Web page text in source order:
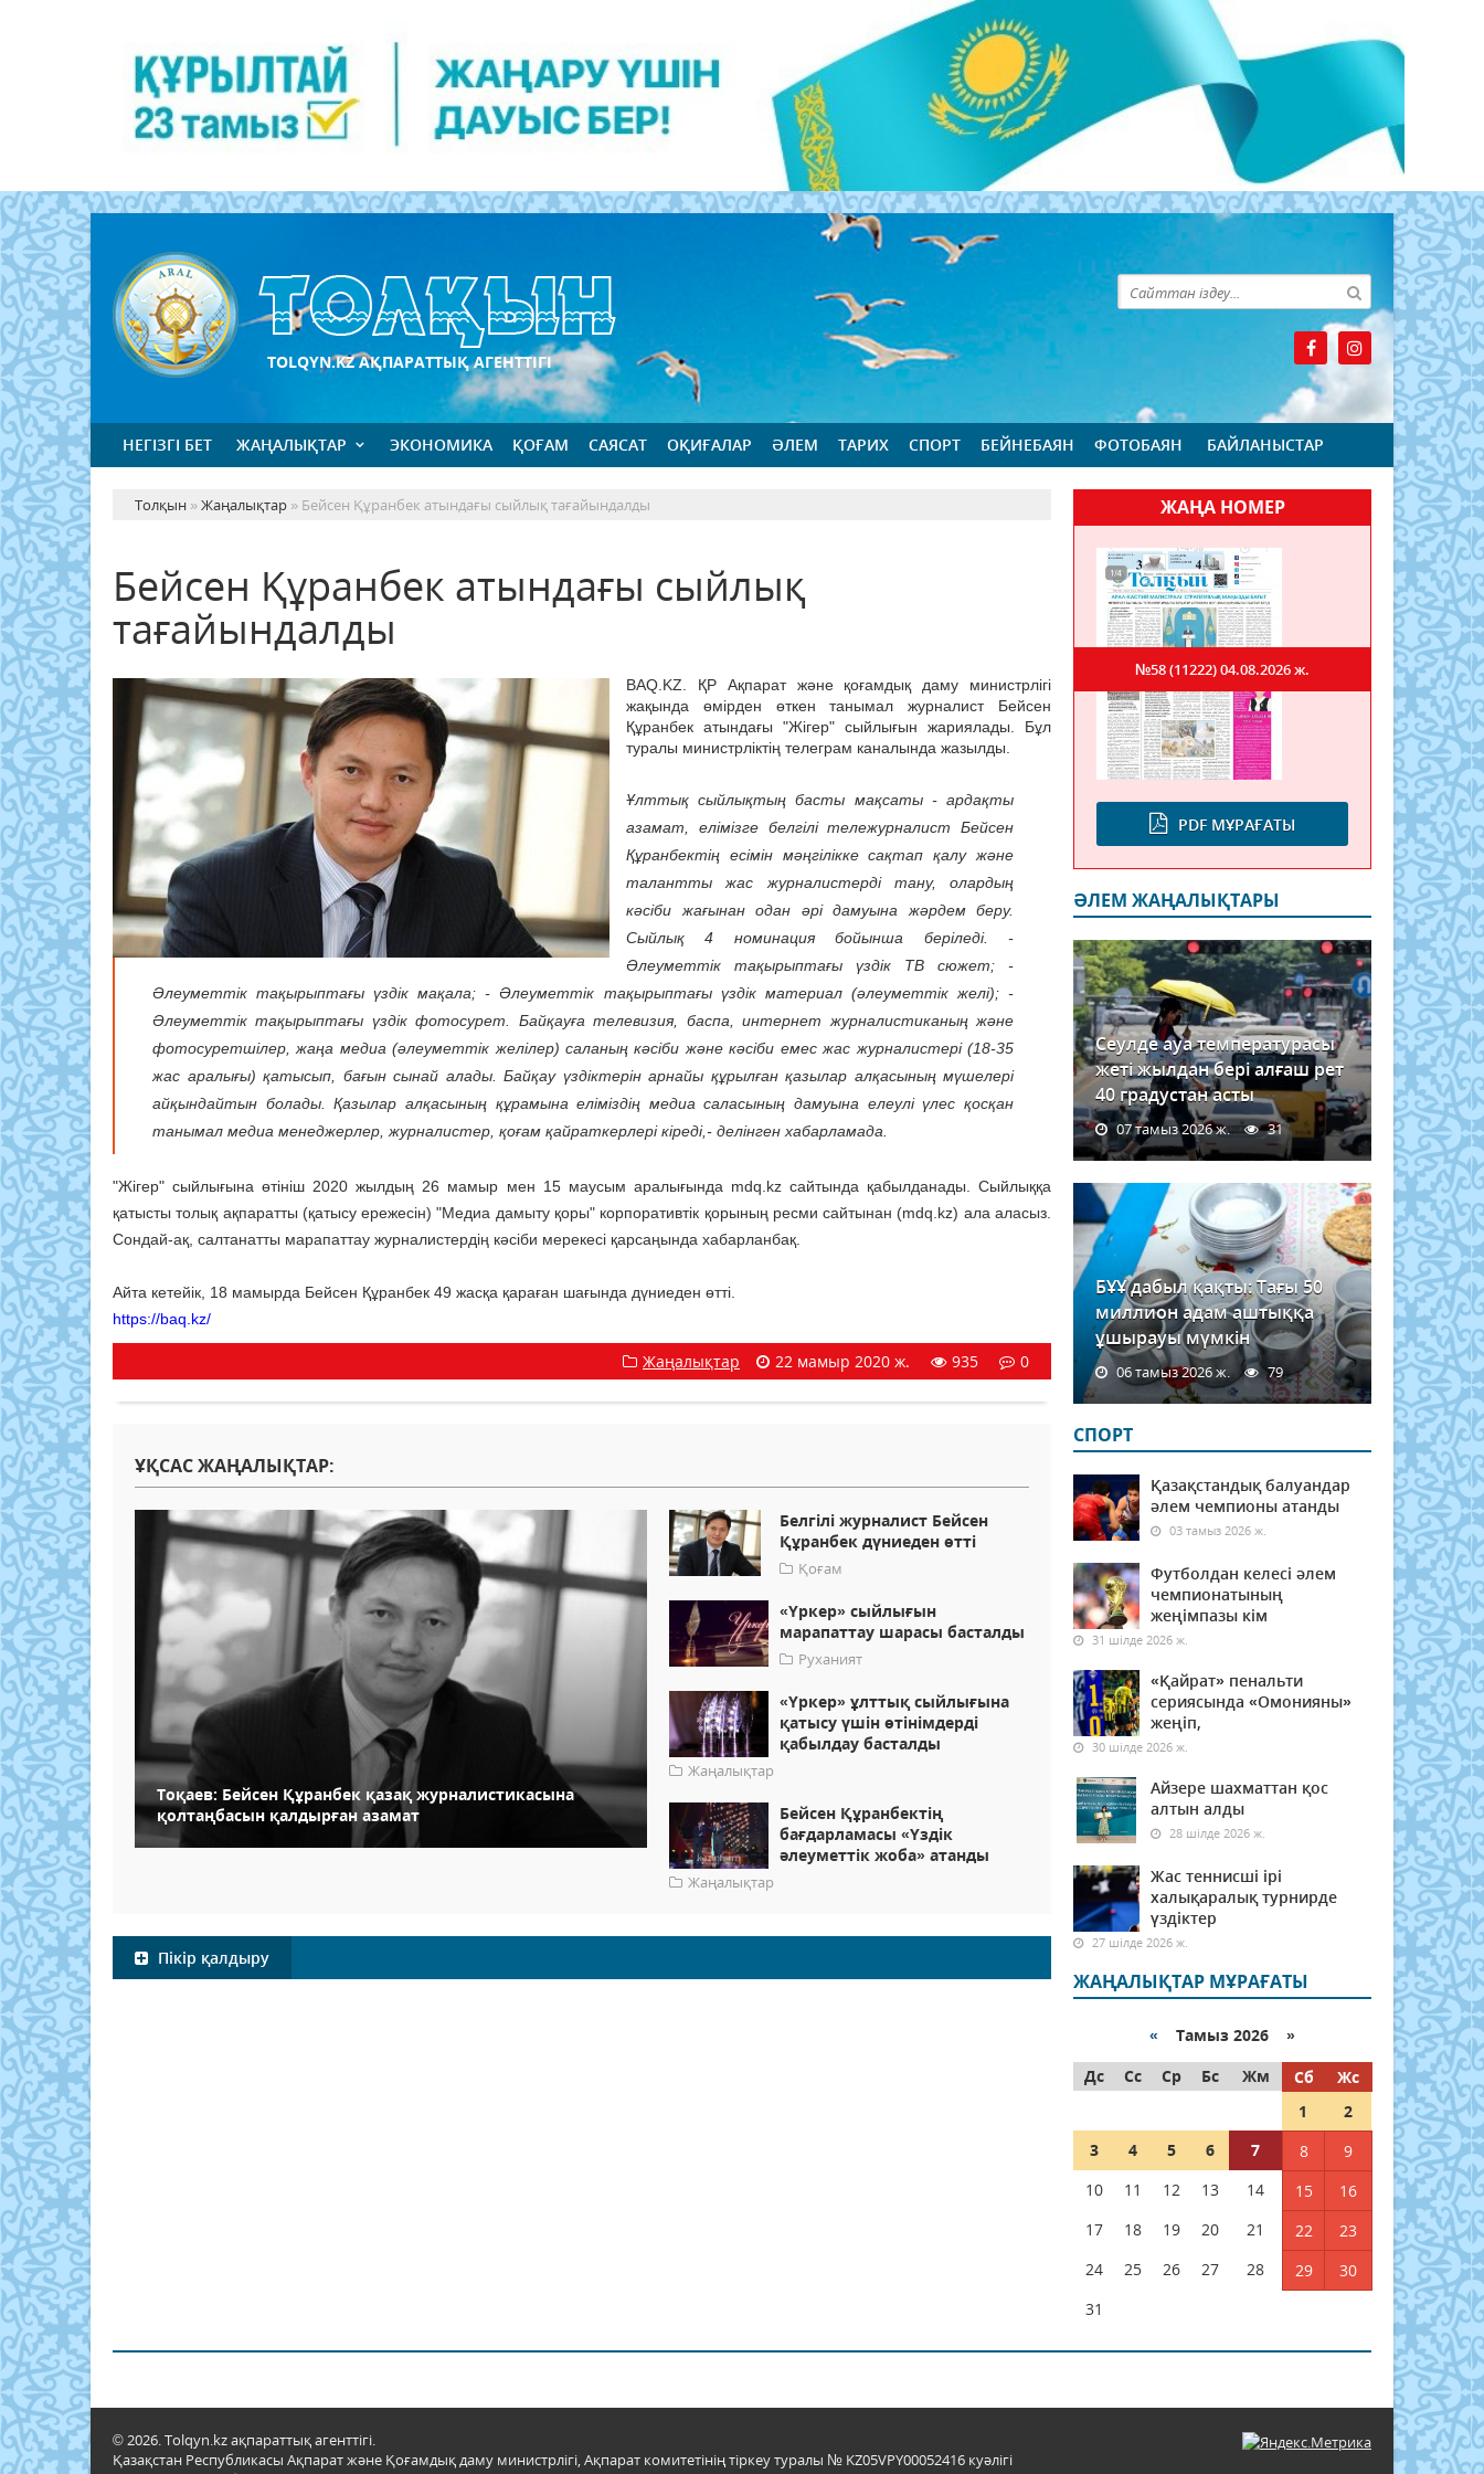
TOLQYN.KZ АҚПАРАТТЫҚ АГЕНТТІГІ
НЕГІЗГІ БЕТ ЖАҢАЛЫҚТАР ЭКОНОМИКА ҚОҒАМ САЯСАТ ОҚИҒАЛАР ӘЛЕМ ТАРИХ СПОРТ БЕЙНЕБАЯН ФОТОБАЯН БАЙЛАНЫСТАР
Толқын »Жаңалықтар » Бейсен Құранбек атындағы сыйлық тағайындалды
Бейсен Құранбек атындағы сыйлық
тағайындалды
BAQ.KZ. ҚР Ақпарат және қоғамдық даму министрлігі
жақында өмірден өткен танымал журналист Бейсен
Құранбек атындағы "Жігер" сыйлығын жариялады. Бұл
туралы министрліктің телеграм каналында жазылды.
Ұлттық сыйлықтың басты мақсаты - ардақты
азамат, елімізге белгілі тележурналист Бейсен
Құранбектің есімін мәңгілікке сақтап қалу және
талантты жас журналистерді тану, олардың
кәсіби жағынан одан әрі дамуына жәрдем беру.
Сыйлық 4 номинация бойынша беріледі. -
Әлеуметтік тақырыптағы үздік ТВ сюжет; -
Әлеуметтік тақырыптағы үздік мақала; - Әлеуметтік тақырыптағы үздік материал (әлеуметтік желі); -
Әлеуметтік тақырыптағы үздік фотосурет. Байқауға телевизия, баспа, интернет журналистиканың және
фотосуретшілер, жаңа медиа (әлеуметтік желілер) саланың кәсіби және кәсіби емес жас журналистері (18-35
жас аралығы) қатысып, бағын сынай алады. Байқау үздіктерін арнайы құрылған қазылар алқасының мүшелері
айқындайтын болады. Қазылар алқасының құрамына еліміздің медиа саласының дамуына елеулі үлес қосқан
танымал медиа менеджерлер, журналистер, қоғам қайраткерлері кіреді,- делінген хабарламада.
"Жігер" сыйлығына өтініш 2020 жылдың 26 мамыр мен 15 маусым аралығында mdq.kz сайтында қабылданады. Сыйлыққа
қатысты толық ақпаратты (қатысу ережесін) "Медиа дамыту қоры" корпоративтік қорының ресми сайтынан (mdq.kz) ала аласыз.
Сондай-ақ, салтанатты марапаттау журналистердің кәсіби мерекесі қарсаңында хабарланбақ.
Айта кетейік, 18 мамырда Бейсен Құранбек 49 жасқа қараған шағында дүниеден өтті.
https://baq.kz/
Жаңалықтар 22 мамыр 2020 ж. 935 0
ҰҚСАС ЖАҢАЛЫҚТАР:
Тоқаев: Бейсен Құранбек қазақ журналистикасына
қолтаңбасын қалдырған азамат
Белгілі журналист Бейсен
Құранбек дүниеден өтті
Қоғам
«Үркер» сыйлығын
марапаттау шарасы басталды
Руханият
«Үркер» ұлттық сыйлығына
қатысу үшін өтінімдерді
қабылдау басталды
Жаңалықтар
Бейсен Құранбектің
бағдарламасы «Үздік
әлеуметтік жоба» атанды
Жаңалықтар
Пікір қалдыру
ЖАҢА НОМЕР
PDF МҰРАҒАТЫ
№58 (11222)04.08.2026 ж.
ӘЛЕМ ЖАҢАЛЫҚТАРЫ
Сеулде ауа температурасы
жеті жылдан бері алғаш рет
40 градустан асты
07 тамыз 2026 ж. 31
БҰҰ дабыл қақты: Тағы 50
миллион адам аштыққа
ұшырауы мүмкін
06 тамыз 2026 ж. 79
СПОРТ
Қазақстандық балуандар
әлем чемпионы атанды
03 тамыз 2026 ж.
Футболдан келесі әлем
чемпионатының
жеңімпазы кім
31 шілде 2026 ж.
«Қайрат» пенальти
сериясында «Омонияны»
жеңіп,
30 шілде 2026 ж.
Айзере шахматтан қос
алтын алды
28 шілде 2026 ж.
Жас теннисші ірі
халықаралық турнирде
үздіктер
27 шілде 2026 ж.
ЖАҢАЛЫҚТАР МҰРАҒАТЫ
« Тамыз 2026 »
Дс
Сс Ср Бс Жм Сб
Жс
1
2
3
4 5 6 7 8
9
10
11 12 13 14 15
16
17
18 19 20 21 22
23
24
25 26 27 28 29
30
31
© 2026. Tolqyn.kz ақпараттық агенттігі.
Қазақстан Республикасы Ақпарат және Қоғамдық даму министрлігі, Ақпарат комитетінің тіркеу туралы № KZ05VPY00052416 куәлігі